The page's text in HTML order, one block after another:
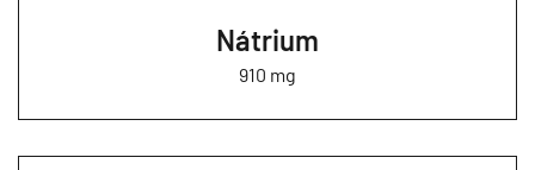
Nátrium
910 mg